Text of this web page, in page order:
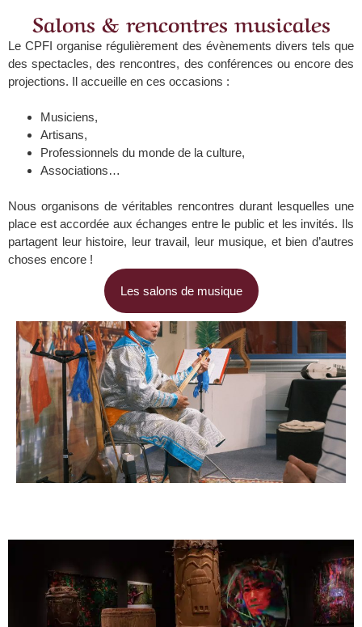
Salons & rencontres musicales
Le CPFI organise régulièrement des évènements divers tels que
des spectacles, des rencontres, des conférences ou encore des
projections. Il accueille en ces occasions :
Musiciens,
Artisans,
Professionnels du monde de la culture,
Associations…
Nous organisons de véritables rencontres durant lesquelles une
place est accordée aux échanges entre le public et les invités. Ils
partagent leur histoire, leur travail, leur musique, et bien d’autres
choses encore !
Les salons de musique